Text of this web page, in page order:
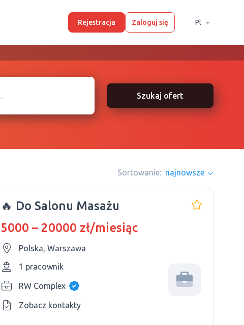
Rejestracja Zaloguj się Pl
Szukaj ofert
Sortowanie: najnowsze
🔥 Do Salonu Masażu
5000 – 20000 zł/miesiąc
Polska, Warszawa
1 pracownik
RW Complex
Zobacz kontakty